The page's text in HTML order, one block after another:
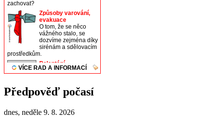
Předpověď počasí
dnes, neděle 9. 8. 2026